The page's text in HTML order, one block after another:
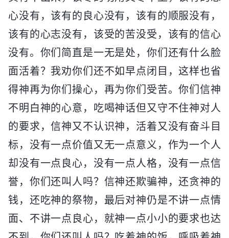
心没有，该有的良心没有，该有的顺服没有，
该有的心志没有，该受的苦没受，该有的信心
没有。你们简直是一无是处，你们还有什么脸
面活着？我劝你们还不如早点闭目，这样也省
得神再为你们操心，再为你们受苦。你们信神
不明白神的心意，吃喝神话但又守不住神对人
的要求，信神又不认识神，活着又没有奋斗目
标，没有一点价值又无一点意义，作为一个人
却没有一点良心，没有一点人格，没有一点信
誉，你们还叫人吗？信神还欺骗神，还贪神的
钱，还吃神的祭物，最后对神仍是不讲一点情
面、不讲一点良心，就神一点小小的要求也达